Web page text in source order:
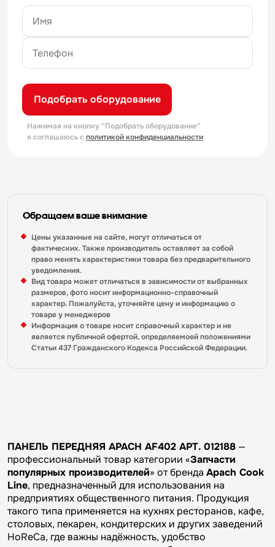
Подобрать оборудование
Нажимая на кнопку “Подобрать оборудование”
я соглашаюсь с политикой конфиденциальности
Обращаем ваше внимание
Цены указанные на сайте, могут отличаться от
фактических. Также производитель оставляет за собой
право менять характеристики товара без предварительного
уведомления.
Вид товара может отличаться в зависимости от выбранных
размеров, фото носит информационно-справочный
характер. Пожалуйста, уточняйте цену и информацию о
товаре у менеджеров
Информация о товаре носит справочный характер и не
является публичной офертой, определяемоей положениями
Статьи 437 Гражданского Кодекса Российской Федерации.
ПАНЕЛЬ ПЕРЕДНЯЯ APACH AF402 АРТ. 012188 —
профессиональный товар категории «Запчасти
популярных производителей» от бренда Apach Cook
Line, предназначенный для использования на
предприятиях общественного питания. Продукция
такого типа применяется на кухнях ресторанов, кафе,
столовых, пекарен, кондитерских и других заведений
HoReCa, где важны надёжность, удобство